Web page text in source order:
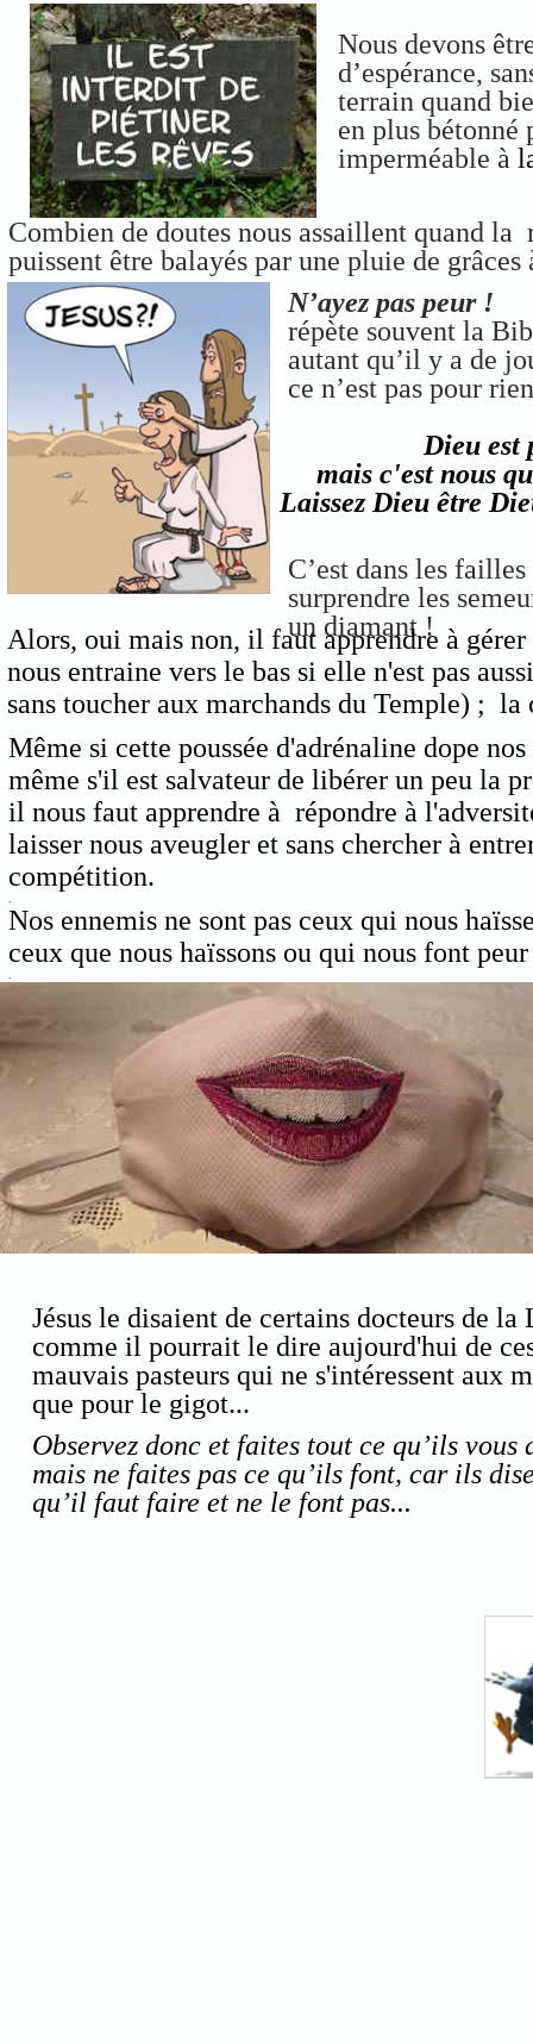
N’ayez pas peur !
répète souvent la
autant qu’il y a de
ce n’est pas pour
Dieu est
mais c'est nous
Laissez Dieu être
C’est dans les
surprendre les
un diamant !
Combien de doutes nous assaillent quand
puissent être balayés par une pluie de
Alors, oui mais non, il faut apprendre à
nous entraine vers le bas si elle n'est pas
sans toucher aux marchands du Temple) ;
Même si cette poussée d'adrénaline dope
même s'il est salvateur de libérer un peu la
il nous faut apprendre à répondre à
laisser nous aveugler et sans chercher à
compétition.
.
Nos ennemis ne sont pas ceux qui nous
ceux que nous haïssons ou qui nous font peur
.
Nous devons
d’espérance,
terrain quand
en plus bétonné
imperméable à
Jésus le disaient de certains docteurs de la
comme il pourrait le dire aujourd'hui de
mauvais pasteurs qui ne s'intéressent aux
que pour le gigot...
Observez donc et faites tout ce qu’ils vous
mais ne faites pas ce qu’ils font, car ils
qu’il faut faire et ne le font pas...